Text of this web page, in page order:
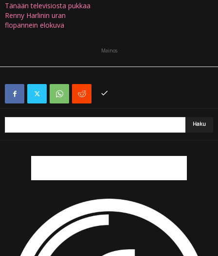
Tänään televisiosta pukkaa
Renny Harlinin uran
flopannein elokuva
Mainos